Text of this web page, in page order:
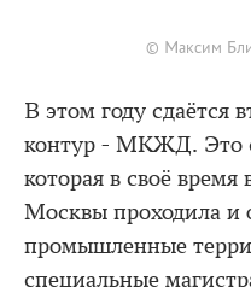
© Максим
В этом году сдаётся
контур - МКЖД. Это
которая в своё время
Москвы проходила и
промышленные
специальные